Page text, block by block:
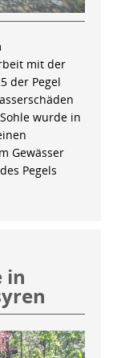
mit der
der Pegel
wurde in
Gewässer
Pegels
in